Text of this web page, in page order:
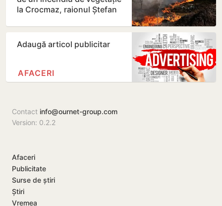
la Crocmaz, raionul Ștefan
Adaugă articol publicitar
AFACERI
Contact info@ournet-group.com
Version: 0.2.2
Afaceri
Publicitate
Surse de știri
Știri
Vremea